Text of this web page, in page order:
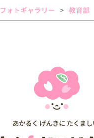
フォトギャラリー 教育部